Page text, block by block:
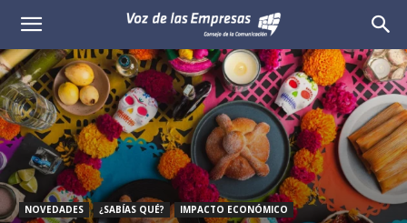
Voz
de
las
Empresas
NOVEDADES ¿SABÍAS QUÉ? IMPACTO ECONÓMICO